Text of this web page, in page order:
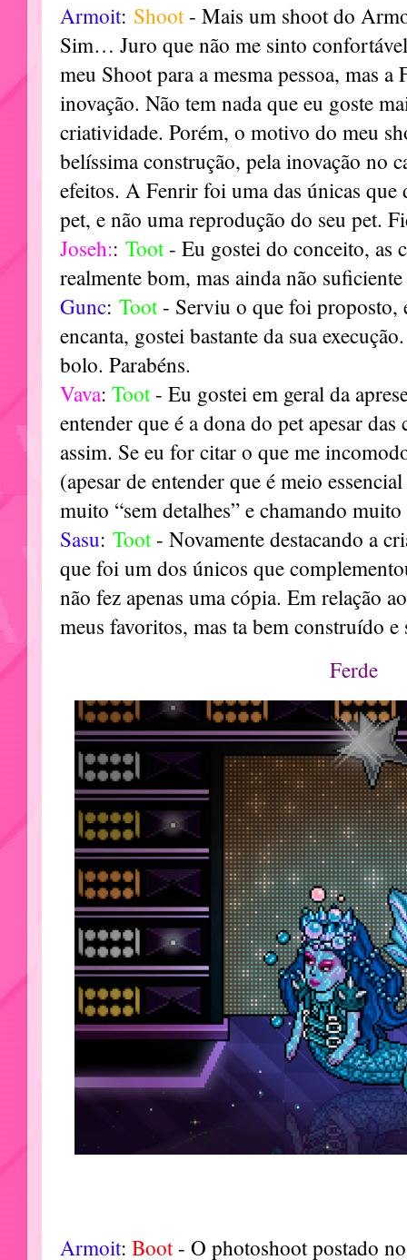
Armoit: Shoot- Mais um shoot do
Sim… Juro que não me sinto
meu Shoot para a mesma pessoa, mas
inovação. Não tem nada que eu goste
criatividade. Porém, o motivo do meu
belíssima construção, pela inovação no
efeitos. A Fenrir foi uma das únicas que
pet, e não uma reprodução do seu pet.
Joseh:: Toot- Eu gostei do conceito, as
realmente bom, mas ainda não
Gunc: Toot- Serviu o que foi proposto,
encanta, gostei bastante da sua
bolo. Parabéns.
Vava: Toot- Eu gostei em geral da
entender que é a dona do pet apesar
assim. Se eu for citar o que me
(apesar de entender que é meio
muito “sem detalhes” e chamando muito
Sasu: Toot- Novamente destacando a
que foi um dos únicos que
não fez apenas uma cópia. Em relação
meus favoritos, mas ta bem construído
Ferde
Armoit: Boot- O photoshoot postado